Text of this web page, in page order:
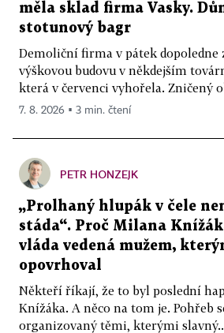
měla sklad firma Vasky.
stotunový bagr
Demoliční firma v pátek dopoledne
výškovou budovu v někdejším
která v červenci vyhořela. Zničený
7. 8. 2026 ▪ 3 min. čtení
PETR HONZEJK
„Prolhaný hlupák v čele
stáda“. Proč Milana
vláda vedená mužem,
opovrhoval
Někteří říkají, že to byl poslední
Knížáka. A něco na tom je. Pohřeb
organizovaný těmi, kterými